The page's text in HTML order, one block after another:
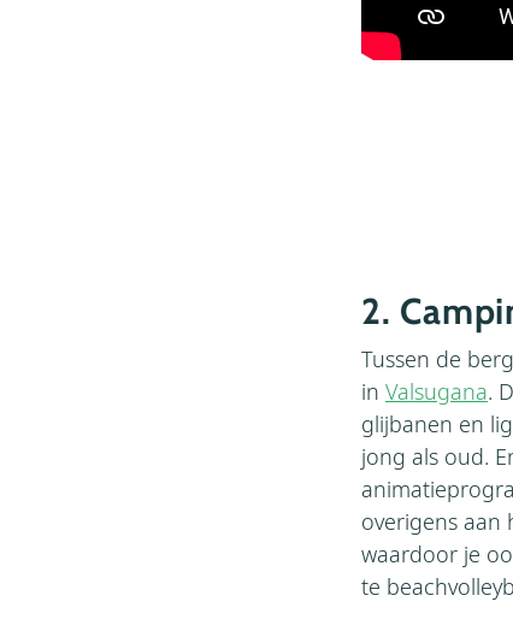
2.
Tussen de
in Valsugana.
glijbanen en
jong als oud.
overigens aan
waardoor je
te